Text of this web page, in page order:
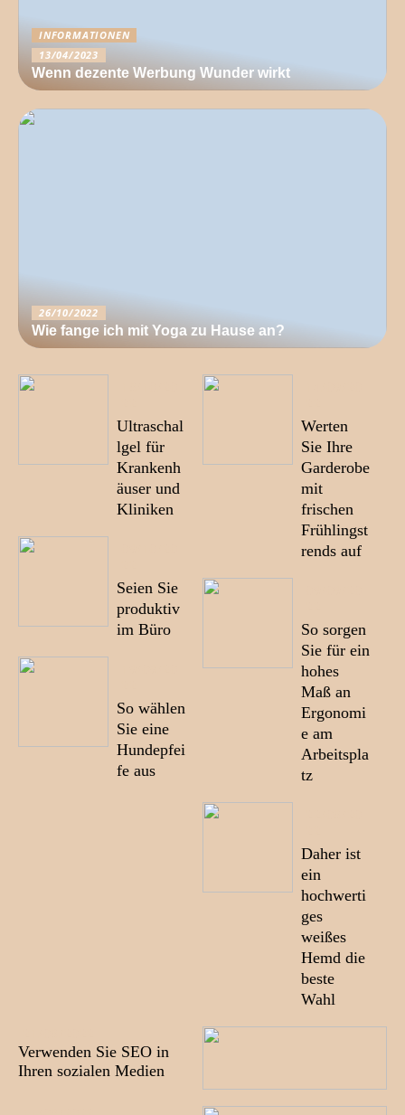
INFORMATIONEN
13/04/2023
Wenn dezente Werbung Wunder wirkt
26/10/2022
Wie fange ich mit Yoga zu Hause an?
Ultraschal
lgel für
Krankenh
äuser und
Kliniken
Seien Sie
produktiv
im Büro
So wählen
Sie eine
Hundepfei
fe aus
Werten
Sie Ihre
Garderobe
mit
frischen
Frühlingst
rends auf
So sorgen
Sie für ein
hohes
Maß an
Ergonomi
e am
Arbeitspla
tz
Daher ist
ein
hochwerti
ges
weißes
Hemd die
beste
Wahl
Verwenden Sie SEO in
Ihren sozialen Medien